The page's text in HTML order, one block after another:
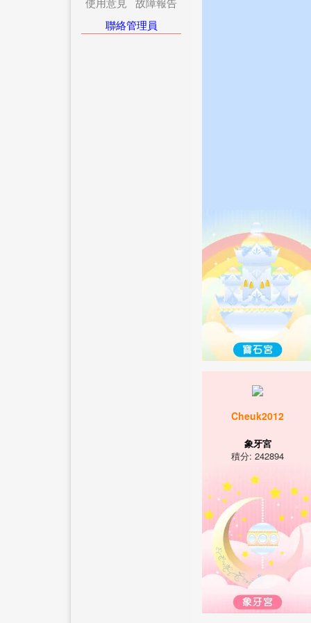
聯絡管理員
Cheuk2012
象牙宮
積分: 242894